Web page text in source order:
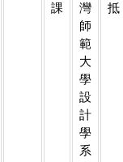
課
灣
師
範
大
學
設
計
學
系
抵